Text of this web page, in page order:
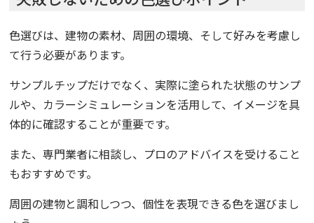
色選びは、建物の素材、周囲の環境、そして好みを考慮し
て行う必要があります。
サンプルチップだけでなく、実際に塗られた状態のサンプ
ルや、カラーシミュレーションを活用して、イメージを具
体的に確認することが重要です。
また、専門業者に相談し、プロのアドバイスを受けること
もおすすめです。
周囲の建物と調和しつつ、個性を表現できる色を選びまし